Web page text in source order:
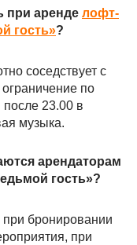
при аренде лофт-
гость»?
соседствует с
по
23.00 в
музыка.
арендаторам
гость»?
при бронировании
при